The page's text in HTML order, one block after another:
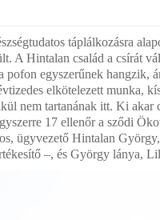
táplálkozásra
A Hintalan család a csírát
egyszerűnek hangzik,
elkötelezett munka,
nem tartanának itt. Ki
17 ellenőr a sződi
ügyvezető Hintalan
–, és György lánya,